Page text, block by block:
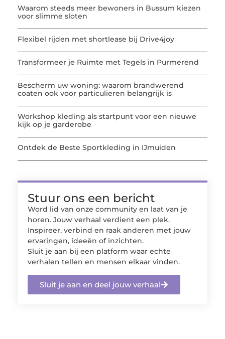
Waarom steeds meer bewoners in Bussum kiezen
voor slimme sloten
Flexibel rijden met shortlease bij Drive4joy
Transformeer je Ruimte met Tegels in Purmerend
Bescherm uw woning: waarom brandwerend
coaten ook voor particulieren belangrijk is
Workshop kleding als startpunt voor een nieuwe
kijk op je garderobe
Ontdek de Beste Sportkleding in IJmuiden
Stuur ons een bericht
Word lid van onze community en laat van je
horen. Jouw verhaal verdient een plek.
Inspireer, verbind en raak anderen met jouw
ervaringen, ideeën of inzichten.
Sluit je aan bij een platform waar echte
verhalen tellen en mensen elkaar vinden.
Sluit je aan en deel jouw verhaal